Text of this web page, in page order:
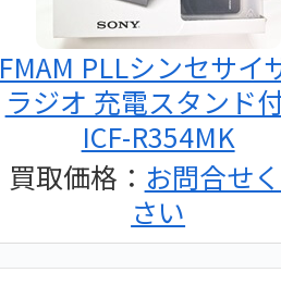
FMAM PLLシンセサイ
ラジオ 充電スタンド
ICF-R354MK
買取価格： お問合せ
さい